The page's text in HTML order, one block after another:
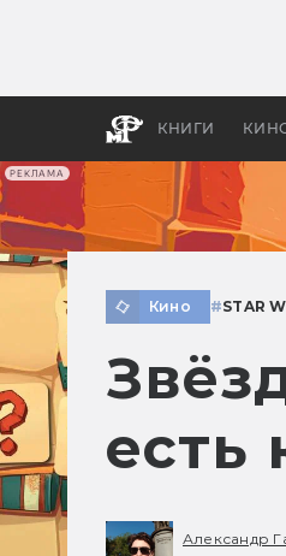
РЕКЛАМА
КНИГИ
Кино #STAR
есть
Александр